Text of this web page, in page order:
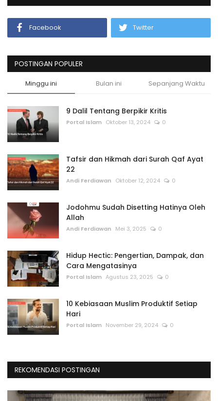
Facebook Twitter
POSTINGAN POPULER
Minggu ini Bulan ini Sepanjang Waktu
9 Dalil Tentang Berpikir Kritis
Portal Islam Oktober 13, 2024 0
Tafsir dan Hikmah dari Surah Qaf Ayat
22
Andi Ferdiawan Oktober 12, 2024 0
Jodohmu Sudah Disetting Hatinya Oleh
Allah
Andi Ferdiawan Mei 3, 2025 0
Hidup Hectic: Pengertian, Dampak, dan
Cara Mengatasinya
Portal Islam Agustus 23, 2025 0
10 Kebiasaan Muslim Produktif Setiap
Hari
Portal Islam November 29, 2024 0
REKOMENDASI POSTINGAN